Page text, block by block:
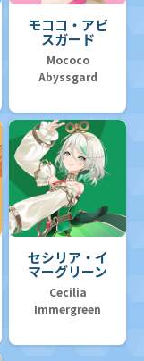
モココ・アビ
スガード
Mococo
Abyssgard
セシリア・イ
マーグリーン
Cecilia
Immergreen